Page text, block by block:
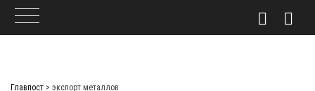
Главпост > экспорт металлов